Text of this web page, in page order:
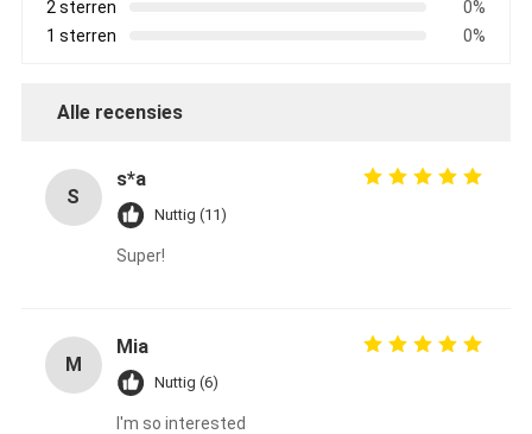
2 sterren
0%
1 sterren
0%
Alle recensies
S
s*a
Nuttig (11)
Super!
M
Mia
Nuttig (6)
I'm so interested